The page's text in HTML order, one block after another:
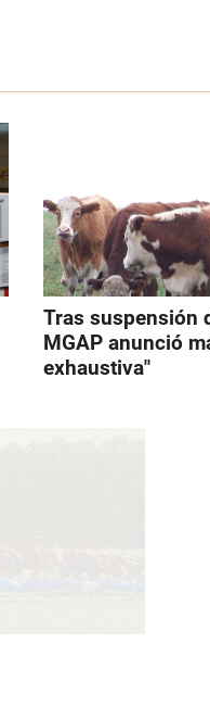
Tras suspensión
MGAP anunció
exhaustiva"